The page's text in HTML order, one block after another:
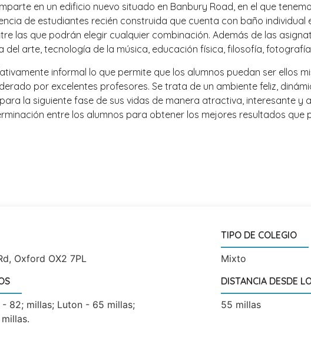
en un edificio nuevo situado en Banbury Road, en el que
de estudiantes recién construida que cuenta con baño
las que podrán elegir cualquier combinación. Además de las
del arte, tecnología de la música, educación física, filosofía,
informal lo que permite que los alumnos puedan ser ellos
por excelentes profesores. Se trata de un ambiente feliz,
la siguiente fase de sus vidas de manera atractiva, interesante y
entre los alumnos para obtener los mejores resultados que
Oxford OX2 7PL
TIPO DE COLEGIO
Mixto
82; millas; Luton - 65 millas;
DISTANCIA DESDE
55 millas